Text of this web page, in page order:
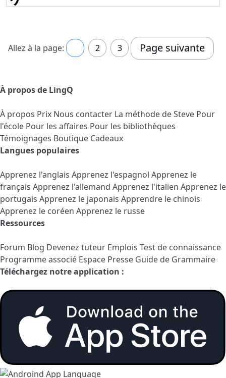
Allez à la page: 2 3 Page suivante
À propos de LingQ
À propos Prix Nous contacter La méthode de Steve Pour
l'école Pour les affaires Pour les bibliothèques
Témoignages Boutique Cadeaux
Langues populaires
Apprenez l'anglais Apprenez l'espagnol Apprenez le
français Apprenez l'allemand Apprenez l'italien Apprenez le
portugais Apprenez le japonais Apprendre le chinois
Apprenez le coréen Apprenez le russe
Ressources
Forum Blog Devenez tuteur Emplois Test de connaissance
Programme associé Espace Presse Guide de Grammaire
Téléchargez notre application :